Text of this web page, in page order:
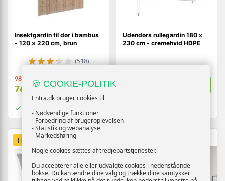
Insektgardin til dør i bambus
- 120 × 220 cm, brun
(518)
988,-
769,- Vis
Udendørs rullegardin 180 x
230 cm - cremehvid HDPE
TILBUD
🍪 COOKIE-POLITIK
Entra.dk bruger cookies til
- Nødvendige funktioner
- Forbedring af brugeroplevelsen
- Statistik og webanalyse
- Markedsføring
Nogle cookies sættes af tredjepartstjenester.
Du accepterer alle eller udvalgte cookies i nedenstående
bokse. Du kan ændre dine valg og trække dine samtykker